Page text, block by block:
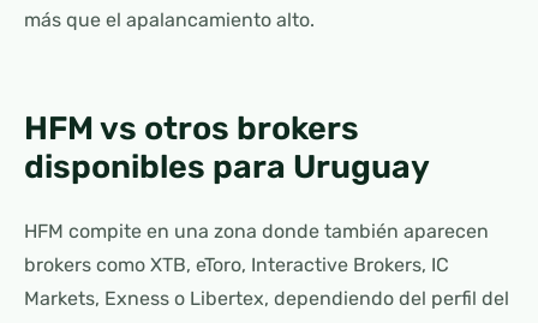
más que el apalancamiento alto.
HFM vs otros brokers
disponibles para Uruguay
HFM compite en una zona donde también aparecen
brokers como XTB, eToro, Interactive Brokers, IC
Markets, Exness o Libertex, dependiendo del perfil del